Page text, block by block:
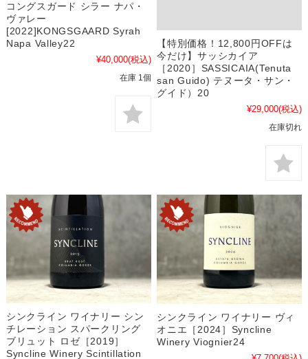
コングスガード シラー ナパ・
ヴァレー
[2022]KONGSGAARD Syrah
Napa Valley22
¥40,000(税込)
在庫 1個
【特別価格！12,800円OFFは
今だけ】サッシカイア
［2020］SASSICAIA(Tenuta
san Guido) テヌータ・サン・
グイド）20
¥29,000(税込)
在庫切れ
シンクライン ワイナリー シン
チレーション スパークリング
ブリュット ロゼ［2019］
Syncline Winery Scintillation
シンクライン ワイナリー ヴィ
オニエ［2024］Syncline
Winery Viognier24